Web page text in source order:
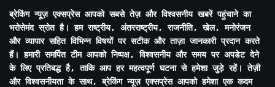
ब्रेकिंग न्यूज़ एक्सप्रेस आपको सबसे तेज़ और विश्वसनीय खबरें पहुंचाने का
भरोसेमंद स्रोत है। हम राष्ट्रीय, अंतरराष्ट्रीय, राजनीति, खेल, मनोरंजन
और व्यापार सहित विभिन्न विषयों पर सटीक और ताज़ा जानकारी प्रदान करते
हैं। हमारी समर्पित टीम आपको निष्पक्ष, विश्वसनीय और समय पर अपडेट देने
के लिए प्रतिबद्ध है, ताकि आप हर महत्वपूर्ण घटना से हमेशा जुड़े रहें। तेज़ी
और विश्वसनीयता के साथ, ब्रेकिंग न्यूज़ एक्सप्रेस आपको हमेशा एक कदम